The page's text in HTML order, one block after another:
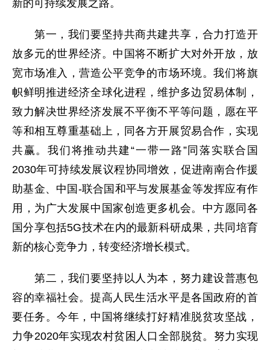
新的可持续发展之路。
第一，我们要坚持共商共建共享，合力打造开
放多元的世界经济。中国将不断扩大对外开放，放
宽市场准入，营造公平竞争的市场环境。我们将旗
帜鲜明推进经济全球化进程，维护多边贸易体制，
致力解决世界经济发展不平衡不平等问题，愿在平
等和相互尊重基础上，同各方开展贸易合作，实现
共赢。我们将推动共建“一带一路”同落实联合国
2030年可持续发展议程协同增效，促进南南合作援
助基金、中国-联合国和平与发展基金等发挥应有作
用，为广大发展中国家创造更多机会。中方愿同各
国分享包括5G技术在内的最新科研成果，共同培育
新的核心竞争力，转变经济增长模式。
第二，我们要坚持以人为本，努力建设普惠包
容的幸福社会。提高人民生活水平是各国政府的首
要任务。今年，中国将继续打好精准脱贫攻坚战，
力争2020年实现农村贫困人口全部脱贫。努力实现